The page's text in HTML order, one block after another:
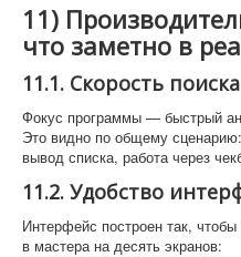
11)
что заметно в
11.1. Скорость поиска
Фокус программы — быстрый
Это видно по общему
вывод списка, работа через
11.2. Удобство
Интерфейс построен так,
в мастера на десять экранов: